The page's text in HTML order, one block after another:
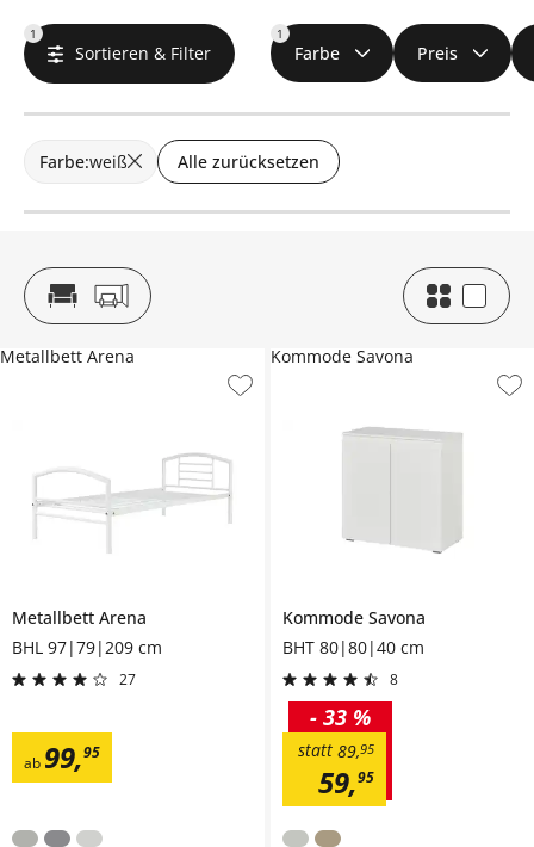
1
Sortieren & Filter
1
Farbe Preis
Farbe:weiß Alle zurücksetzen
Metallbett Arena
BHL 97|79|209 cm
27
ab 99,95
Metallbett Arena
Kommode Savona
BHT 80|80|40 cm
8
59,95
89,95
statt
- 33 %
Kommode Savona